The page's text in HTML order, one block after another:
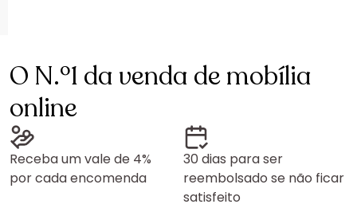
O N.º1 da venda de mobília
online
Receba um vale de 4%
por cada encomenda
30 dias para ser
reembolsado se não ficar
satisfeito